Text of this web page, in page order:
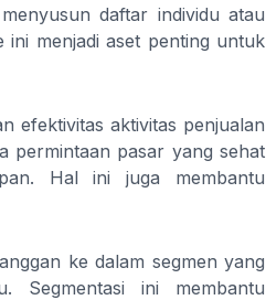
daftar individu atau
menjadi aset penting untuk
efektivitas aktivitas penjualan
permintaan pasar yang sehat
Hal ini juga membantu
ke dalam segmen yang
Segmentasi ini membantu